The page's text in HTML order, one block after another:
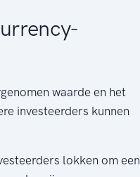
waarde en het
investeerders kunnen
lokken om een